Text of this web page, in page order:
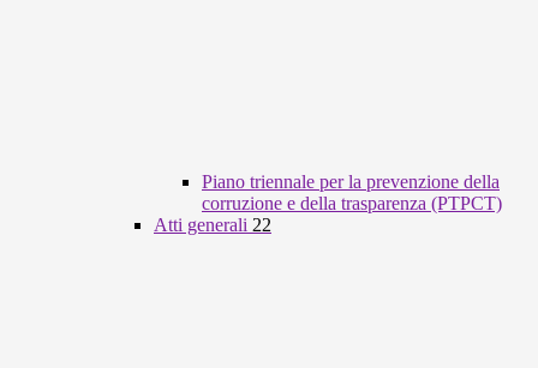
Piano triennale per la prevenzione della
corruzione e della trasparenza (PTPCT)
Atti generali 22